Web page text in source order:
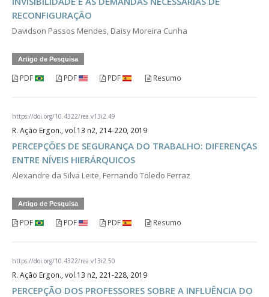
RECONFIGURAÇÃO
Davidson Passos Mendes, Daisy Moreira Cunha
Artigo de Pesquisa
PDF PDF PDF Resumo
https://doi.org/10.4322/rea.v13i2.49
R. Ação Ergon., vol.13 n2, 214-220, 2019
PERCEPÇÕES DE SEGURANÇA DO TRABALHO: DIFERENÇAS
ENTRE NÍVEIS HIERÁRQUICOS
Alexandre da Silva Leite, Fernando Toledo Ferraz
Artigo de Pesquisa
PDF PDF PDF Resumo
https://doi.org/10.4322/rea.v13i2.50
R. Ação Ergon., vol.13 n2, 221-228, 2019
PERCEPÇÃO DOS PROFESSORES SOBRE A INFLUÊNCIA DO